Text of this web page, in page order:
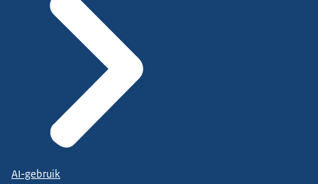
AI-gebruik